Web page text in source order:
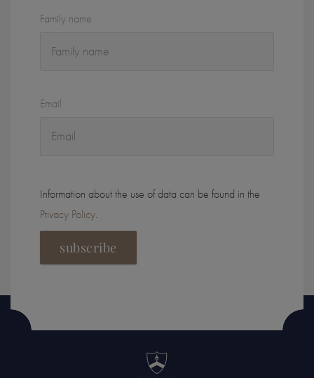
Family name
Email
Information about the use of data can be found in the
Privacy Policy.
subscribe